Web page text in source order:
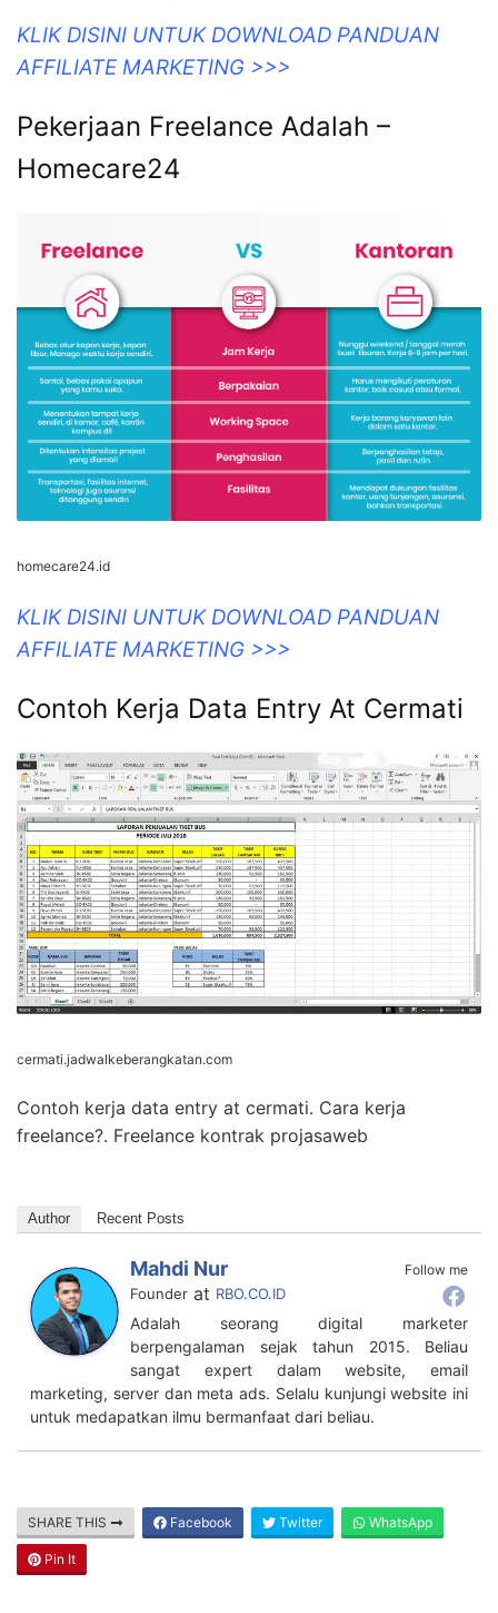
KLIK DISINI UNTUK DOWNLOAD PANDUAN
AFFILIATE MARKETING >>>
Pekerjaan Freelance Adalah –
Homecare24
homecare24.id
KLIK DISINI UNTUK DOWNLOAD PANDUAN
AFFILIATE MARKETING >>>
Contoh Kerja Data Entry At Cermati
cermati.jadwalkeberangkatan.com
Contoh kerja data entry at cermati. Cara kerja
freelance?. Freelance kontrak projasaweb
Author Recent Posts
Follow me
Mahdi Nur
Founder at RBO.CO.ID
Adalah seorang digital marketer
berpengalaman sejak tahun 2015. Beliau
sangat expert dalam website, email
marketing, server dan meta ads. Selalu kunjungi website ini
untuk medapatkan ilmu bermanfaat dari beliau.
SHARE THIS Facebook Twitter WhatsApp
Pin It